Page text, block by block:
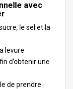
avec
le sel et la
levure
d’obtenir une
de prendre